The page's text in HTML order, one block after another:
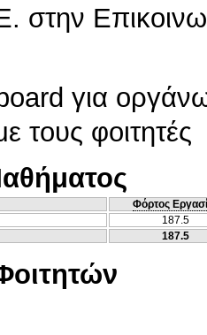
για
τους φοιτητές
Φόρτος
187.5
187.5